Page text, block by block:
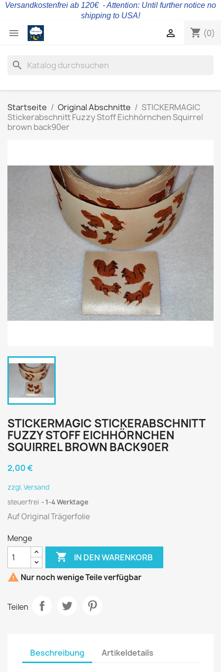
Versandkostenfrei ab 120€ - Attention: Until further notice no
shipping to USA!
 shopping_cart (0)

search
Startseite Original Abschnitte
STICKERMAGIC
Stickerabschnitt Fuzzy Stoff Eichhörnchen Squirrel
brown back90er
STICKERMAGIC STICKERABSCHNITT
FUZZY STOFF EICHHÖRNCHEN
SQUIRREL BROWN BACK90ER
2,00 €
zzgl. Versand
steuerfrei
1-4 Werktage
Auf Original Trägerfolie
Menge
 IN DEN WARENKORB
 Nur noch wenige Teile verfügbar
Teilen
Beschreibung Artikeldetails